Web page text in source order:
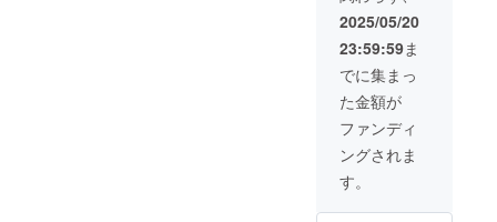
になり
ます。
力くだ
さい。
ご希望
でない
方はそ
の旨を
備考に
ご入力
くださ
ターン
HP掲載
期間:令
和7年7
月1日か
ら1年間
掲載 機
関紙：
オリー
ブメー
考欄の
2025/05/20
23:59:59ま
でに集まっ
た金額が
ファンディ
ングされま
す。